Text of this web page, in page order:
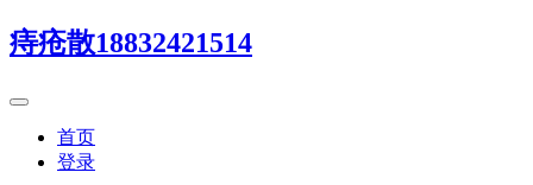
痔疮散18832421514
首页
登录